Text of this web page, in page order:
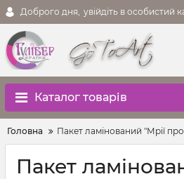
Доброго дня, увійдіть в особистий
Каталог товарів
Головна Пакет ламінований "Мрії
Пакет